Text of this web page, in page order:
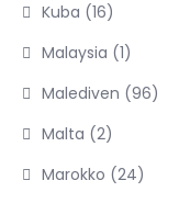
Kuba (16)
Malaysia (1)
Malediven (96)
Malta (2)
Marokko (24)